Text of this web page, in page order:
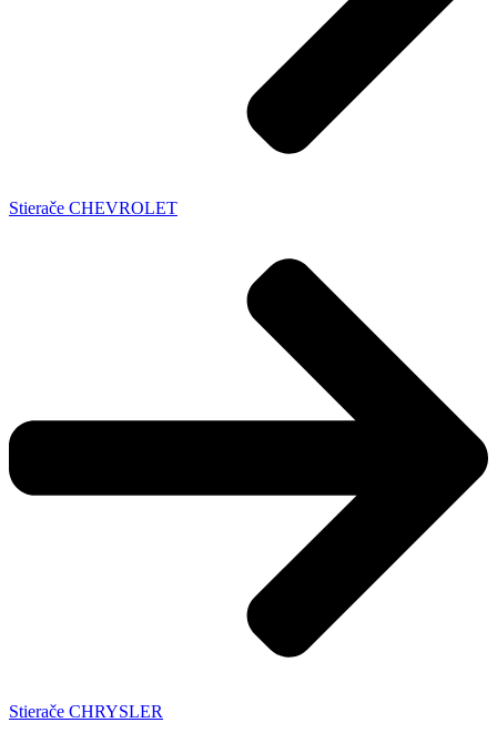
Stierače CHEVROLET
Stierače CHRYSLER